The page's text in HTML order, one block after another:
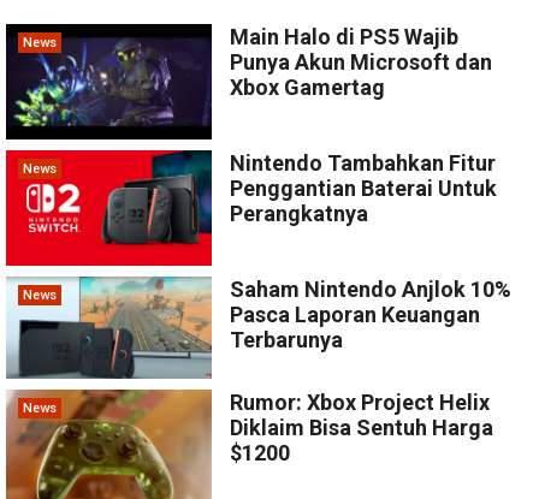
News
Main Halo di PS5 Wajib
Punya Akun Microsoft dan
Xbox Gamertag
News
Nintendo Tambahkan Fitur
Penggantian Baterai Untuk
Perangkatnya
News
Saham Nintendo Anjlok 10%
Pasca Laporan Keuangan
Terbarunya
News
Rumor: Xbox Project Helix
Diklaim Bisa Sentuh Harga
$1200